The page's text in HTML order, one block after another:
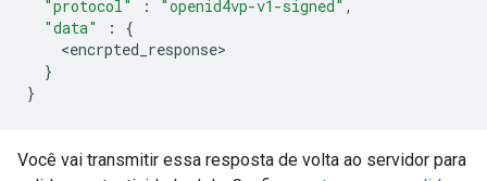
"protocol"
: "openid4vp-v1-signed" ,
"data"
:
{
<encrpted_response
}
}
Você vai transmitir essa resposta de volta ao servidor para